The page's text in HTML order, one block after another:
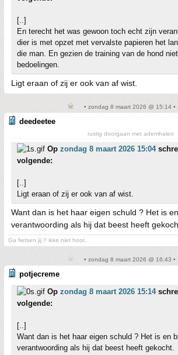
[..]
En terecht het was gewoon toch echt zijn
dier is met opzet met vervalste papieren het
die man. En gezien de training van de hond
bedoelingen.
Ligt eraan of zij er ook van af wist.
• zondag 8 maart 2026 @ 15:14 •
deedeetee
rustig doorgaan met ademhalen
Op zondag 8 maart 2026 15:04
volgende:
[..]
Ligt eraan of zij er ook van af wist.
Want dan is het haar eigen schuld ? Het is
verantwoording als hij dat beest heeft
Ga fietsen jij !! ikke niet hoor..
• zondag 8 maart 2026 @ 16:43 •
potjecreme
Op zondag 8 maart 2026 15:14
volgende:
[..]
Want dan is het haar eigen schuld ? Het is en
verantwoording als hij dat beest heeft gekocht.